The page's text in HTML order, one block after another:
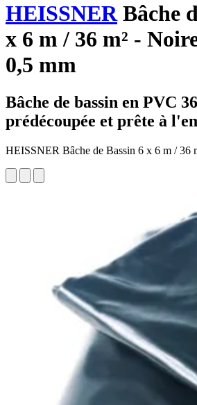
HEISSNERBâche
x 6 m / 36 m² -
0,5 mm
Bâche de bassin en PVC
prédécoupée et prête à
HEISSNER Bâche de Bassin 6 x 6 m / 36